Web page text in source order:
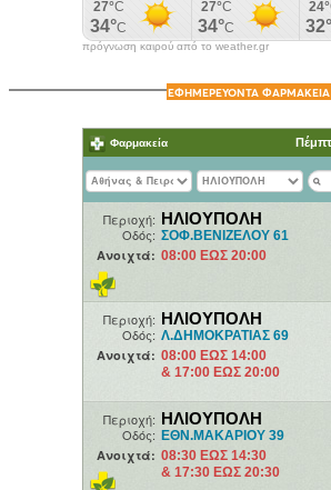
πρόγνωση καιρού από το weather.gr
ΕΦΗΜΕΡΕΥΟΝΤΑ ΦΑΡΜΑΚΕΙΑ